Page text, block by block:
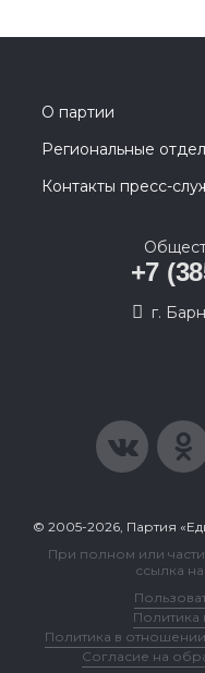
О партии
Региональные
Контакты пресс-
+7
г.
© 2005-2026, Партия
При полном или
ссылка
Политика
Политика в
Согласие на